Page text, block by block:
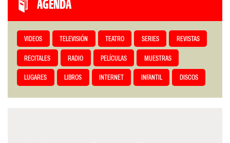
AGENDA
VIDEOS TELEVISIÓN TEATRO SERIES REVISTAS
RECITALES RADIO PELÍCULAS MUESTRAS
LUGARES LIBROS INTERNET INFANTIL DISCOS